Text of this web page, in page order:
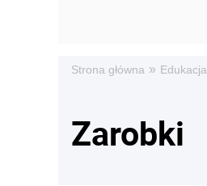
Strona główna » Edukacja
Zarobki